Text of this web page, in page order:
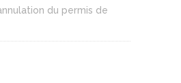
du permis de